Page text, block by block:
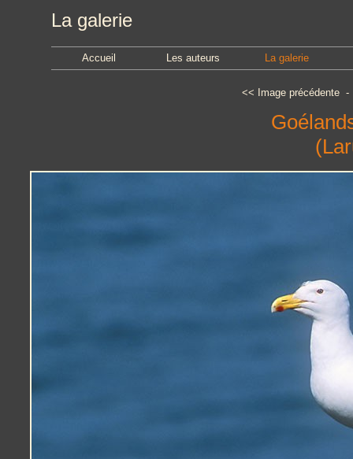
La galerie
Accueil Les auteurs La galerie
<< Image précédente